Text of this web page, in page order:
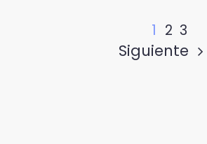
1 2 3
Siguiente